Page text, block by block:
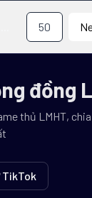
50
đồng
thủ LMHT,
TikTok